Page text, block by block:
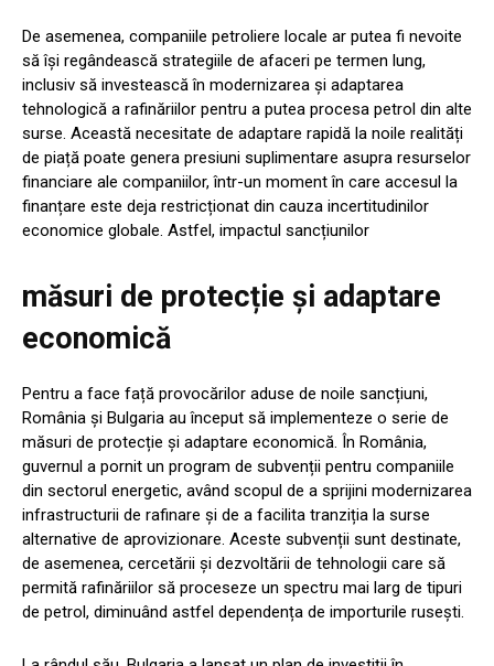
De asemenea, companiile petroliere locale ar putea fi nevoite
să își regândească strategiile de afaceri pe termen lung,
inclusiv să investească în modernizarea și adaptarea
tehnologică a rafinăriilor pentru a putea procesa petrol din alte
surse. Această necesitate de adaptare rapidă la noile realități
de piață poate genera presiuni suplimentare asupra resurselor
financiare ale companiilor, într-un moment în care accesul la
finanțare este deja restricționat din cauza incertitudinilor
economice globale. Astfel, impactul sancțiunilor
măsuri de protecție și adaptare
economică
Pentru a face față provocărilor aduse de noile sancțiuni,
România și Bulgaria au început să implementeze o serie de
măsuri de protecție și adaptare economică. În România,
guvernul a pornit un program de subvenții pentru companiile
din sectorul energetic, având scopul de a sprijini modernizarea
infrastructurii de rafinare și de a facilita tranziția la surse
alternative de aprovizionare. Aceste subvenții sunt destinate,
de asemenea, cercetării și dezvoltării de tehnologii care să
permită rafinăriilor să proceseze un spectru mai larg de tipuri
de petrol, diminuând astfel dependența de importurile rusești.